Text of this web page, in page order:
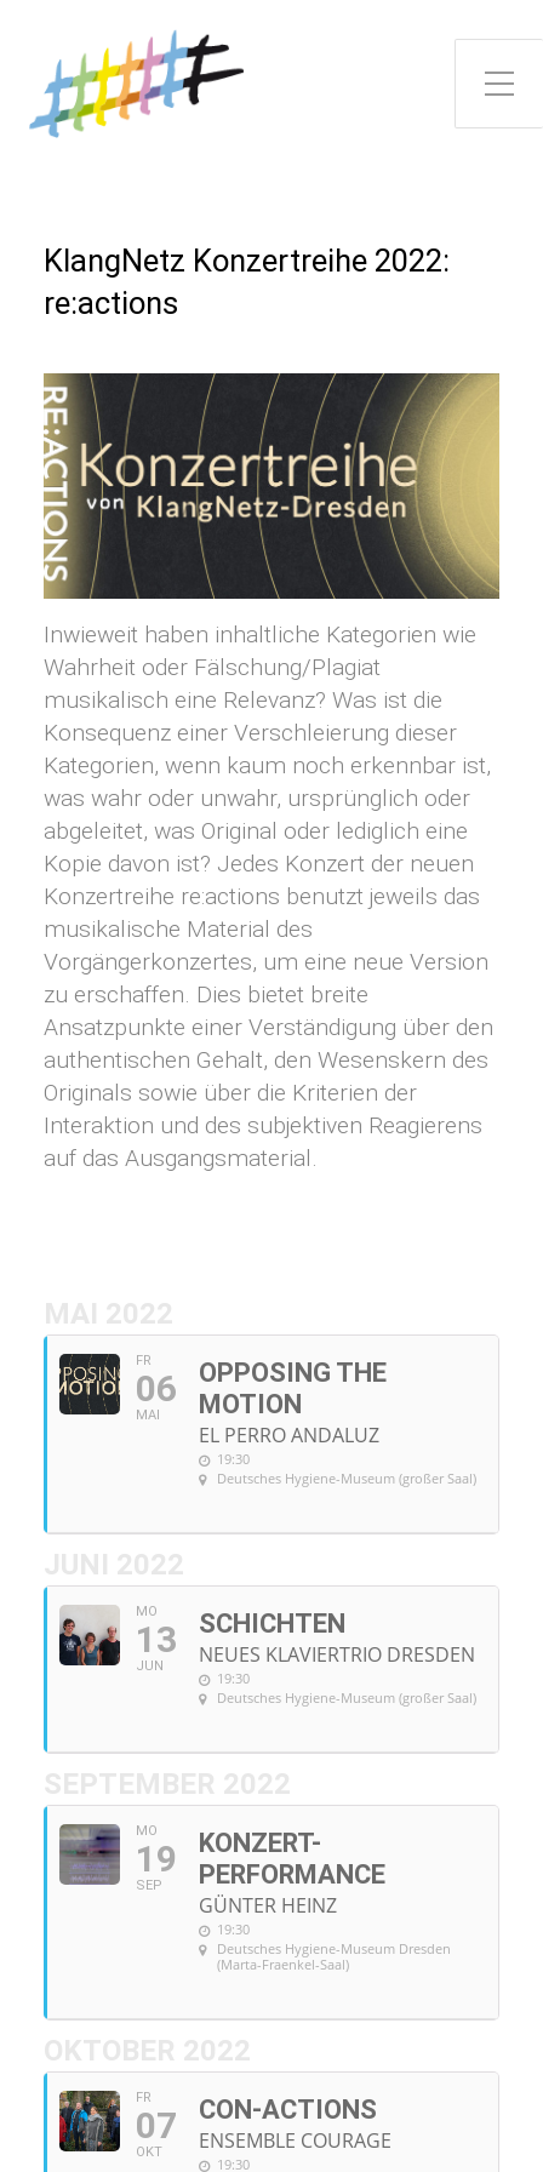
Toggle Side Menu
KlangNetz Konzertreihe 2022:
re:actions
Inwieweit haben inhaltliche Kategorien wie
Wahrheit oder Fälschung/Plagiat
musikalisch eine Relevanz? Was ist die
Konsequenz einer Verschleierung dieser
Kategorien, wenn kaum noch erkennbar ist,
was wahr oder unwahr, ursprünglich oder
abgeleitet, was Original oder lediglich eine
Kopie davon ist? Jedes Konzert der neuen
Konzertreihe re:actions benutzt jeweils das
musikalische Material des
Vorgängerkonzertes, um eine neue Version
zu erschaffen. Dies bietet breite
Ansatzpunkte einer Verständigung über den
authentischen Gehalt, den Wesenskern des
Originals sowie über die Kriterien der
Interaktion und des subjektiven Reagierens
auf das Ausgangsmaterial.
FR
06
MAI
OPPOSING THE
MOTION
EL PERRO ANDALUZ
19:30
Deutsches Hygiene-Museum (großer Saal)
MO
13
JUN
SCHICHTEN
NEUES KLAVIERTRIO DRESDEN
19:30
Deutsches Hygiene-Museum (großer Saal)
MO
19
SEP
KONZERT-
PERFORMANCE
GÜNTER HEINZ
19:30
Deutsches Hygiene-Museum Dresden
(Marta-Fraenkel-Saal)
FR
07
OKT
CON-ACTIONS
ENSEMBLE COURAGE
19:30